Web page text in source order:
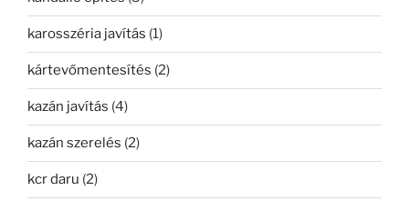
karosszéria javítás (1)
kártevőmentesítés (2)
kazán javítás (4)
kazán szerelés (2)
kcr daru (2)